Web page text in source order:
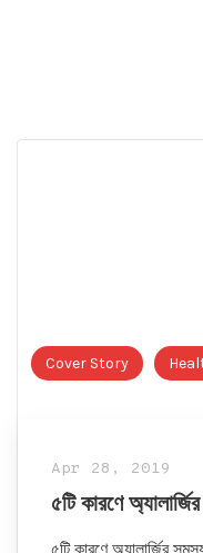
Cover Story
Apr 28, 2019
৫টি কারণে